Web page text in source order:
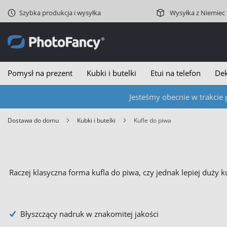
Szybka produkcja i wysyłka Wysyłka z Niemiec
Pomysł na prezent Kubki i butelki Etui na telefon
Jesteśmy obecnie w
Dostawa do domu Kubki i butelki Kufle do piwa
Raczej klasyczna forma kufla do piwa, czy jednak lepiej duży
Błyszczący nadruk w znakomitej jakości